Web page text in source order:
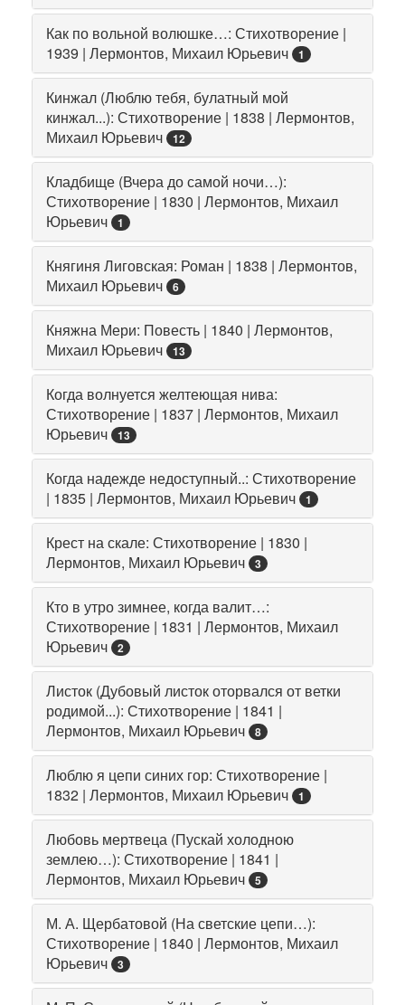
Как по вольной волюшке…: Стихотворение |
1939 | Лермонтов, Михаил Юрьевич
1
Кинжал (Люблю тебя, булатный мой
кинжал...): Стихотворение | 1838 | Лермонтов,
Михаил Юрьевич
12
Кладбище (Вчера до самой ночи…):
Стихотворение | 1830 | Лермонтов, Михаил
Юрьевич
1
Княгиня Лиговская: Роман | 1838 | Лермонтов,
Михаил Юрьевич
6
Княжна Мери: Повесть | 1840 | Лермонтов,
Михаил Юрьевич
13
Когда волнуется желтеющая нива:
Стихотворение | 1837 | Лермонтов, Михаил
Юрьевич
13
Когда надежде недоступный..: Стихотворение
| 1835 | Лермонтов, Михаил Юрьевич
1
Крест на скале: Стихотворение | 1830 |
Лермонтов, Михаил Юрьевич
3
Кто в утро зимнее, когда валит…:
Стихотворение | 1831 | Лермонтов, Михаил
Юрьевич
2
Листок (Дубовый листок оторвался от ветки
родимой...): Стихотворение | 1841 |
Лермонтов, Михаил Юрьевич
8
Люблю я цепи синих гор: Стихотворение |
1832 | Лермонтов, Михаил Юрьевич
1
Любовь мертвеца (Пускай холодною
землею…): Стихотворение | 1841 |
Лермонтов, Михаил Юрьевич
5
М. А. Щербатовой (На светские цепи…):
Стихотворение | 1840 | Лермонтов, Михаил
Юрьевич
3